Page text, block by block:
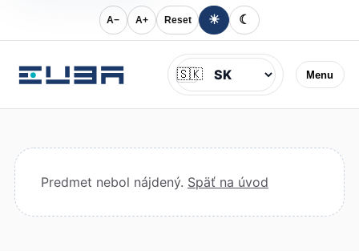
A− A+ Reset ☀ ☾
Menu
Jazyk
🇸🇰
Predmet nebol nájdený. Späť na úvod